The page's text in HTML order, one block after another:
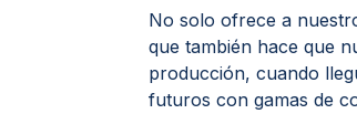
No solo ofrece a
que también hace que
producción, cuando
futuros con gamas de